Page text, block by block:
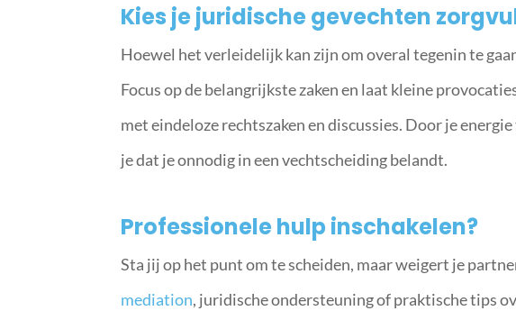
Kies je juridische gevechten
Hoewel het verleidelijk kan zijn om overal tegenin te
Focus op de belangrijkste zaken en laat kleine
met eindeloze rechtszaken en discussies. Door je
je dat je onnodig in een vechtscheiding belandt.
Professionele hulp inschakelen?
Sta jij op het punt om te scheiden, maar weigert je
mediation, juridische ondersteuning of praktische tips